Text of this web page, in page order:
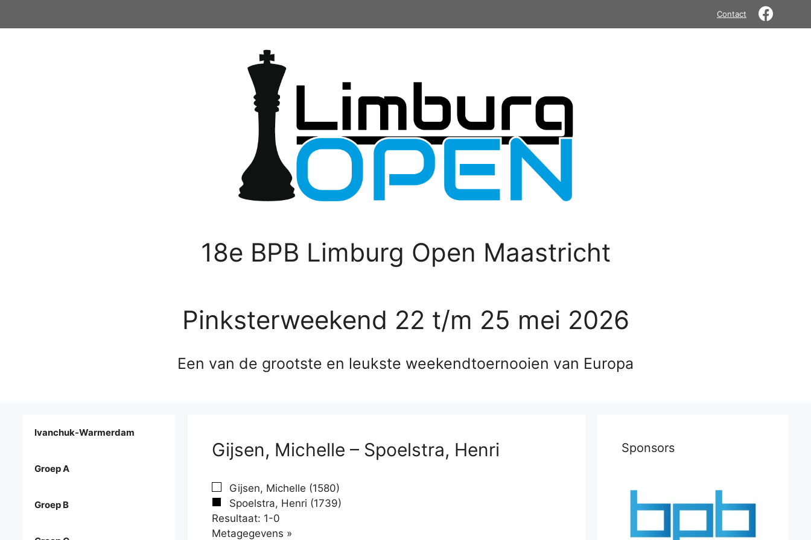
Contact
18e BPB Limburg Open Maastricht
Pinksterweekend 22 t/m 25 mei 2026
Een van de grootste en leukste weekendtoernooien van Europa
Gijsen, Michelle – Spoelstra, Henri
Gijsen, Michelle (1580)
Spoelstra, Henri (1739)
Resultaat: 1-0
Metagegevens »
Ivanchuk-Warmerdam
Groep A
Groep B
Sponsors